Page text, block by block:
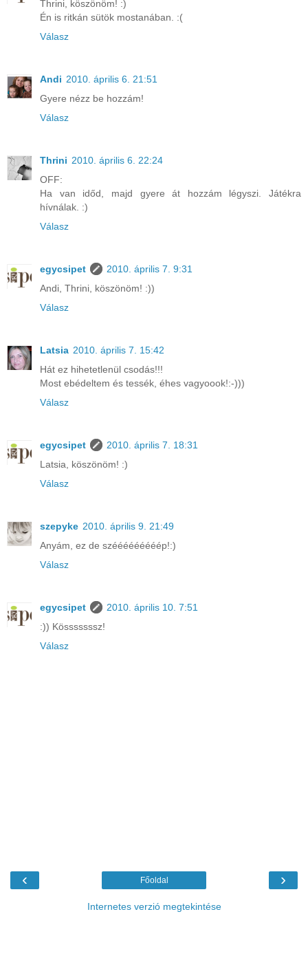
Thrini, köszönöm! :)
Én is ritkán sütök mostanában. :(
Válasz
Andi 2010. április 6. 21:51
Gyere nézz be hozzám!
Válasz
Thrini 2010. április 6. 22:24
OFF:
Ha van időd, majd gyere át hozzám légyszi. Játékra
hívnálak. :)
Válasz
egycsipet
2010. április 7. 9:31
Andi, Thrini, köszönöm! :))
Válasz
Latsia 2010. április 7. 15:42
Hát ez hihetetlenül csodás!!!
Most ebédeltem és tessék, éhes vagyoook!:-)))
Válasz
egycsipet
2010. április 7. 18:31
Latsia, köszönöm! :)
Válasz
szepyke 2010. április 9. 21:49
Anyám, ez de szééééééééép!:)
Válasz
egycsipet
2010. április 10. 7:51
:)) Kösssssssz!
Válasz
‹ ›
Főoldal
Internetes verzió megtekintése